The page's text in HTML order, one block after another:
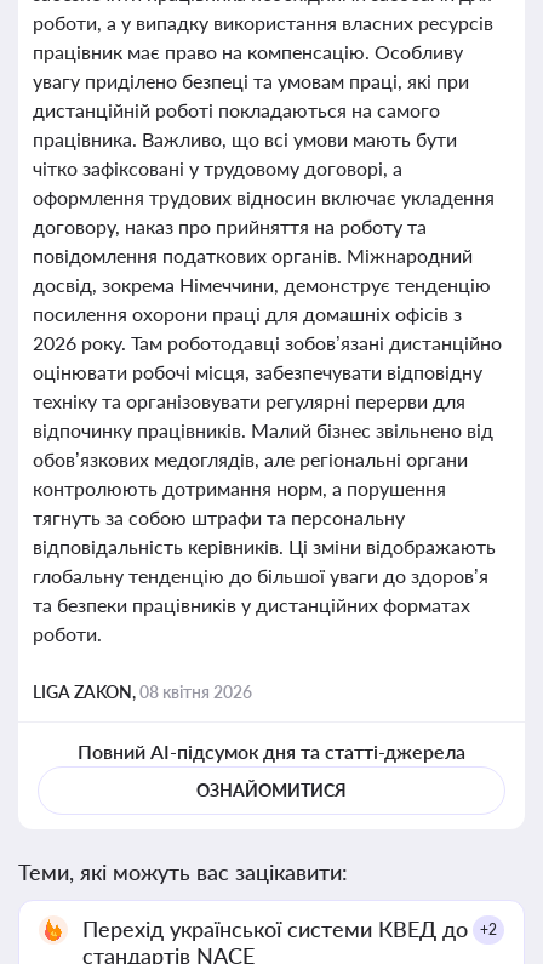
роботи, а у випадку використання власних ресурсів
працівник має право на компенсацію. Особливу
увагу приділено безпеці та умовам праці, які при
дистанційній роботі покладаються на самого
працівника. Важливо, що всі умови мають бути
чітко зафіксовані у трудовому договорі, а
оформлення трудових відносин включає укладення
договору, наказ про прийняття на роботу та
повідомлення податкових органів. Міжнародний
досвід, зокрема Німеччини, демонструє тенденцію
посилення охорони праці для домашніх офісів з
2026 року. Там роботодавці зобов’язані дистанційно
оцінювати робочі місця, забезпечувати відповідну
техніку та організовувати регулярні перерви для
відпочинку працівників. Малий бізнес звільнено від
обов’язкових медоглядів, але регіональні органи
контролюють дотримання норм, а порушення
тягнуть за собою штрафи та персональну
відповідальність керівників. Ці зміни відображають
глобальну тенденцію до більшої уваги до здоров’я
та безпеки працівників у дистанційних форматах
роботи.
LIGA ZAKON,08 квітня 2026
Повний AI-підсумок дня та статті-джерела
ОЗНАЙОМИТИСЯ
Теми, які можуть вас зацікавити:
Перехід української системи КВЕД до
стандартів NACE
+2